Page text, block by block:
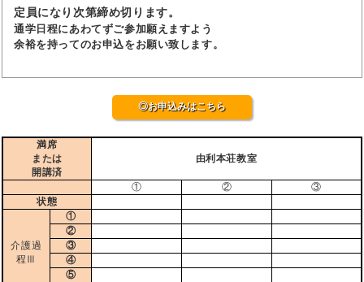
定員になり次第締め切ります。
通学日程にあわてずご参加願えますよう
余裕を持ってのお申込をお願い致します。
◎お申込みはこちら
満席
または
開講済
由利本荘教室
① ②
③
状態
介護過
程Ⅲ
①
②
③
④
⑤